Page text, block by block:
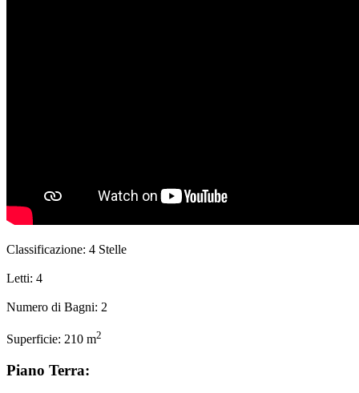
Classificazione: 4 Stelle
Letti: 4
Numero di Bagni: 2
Superficie: 210 m2
Piano Terra: